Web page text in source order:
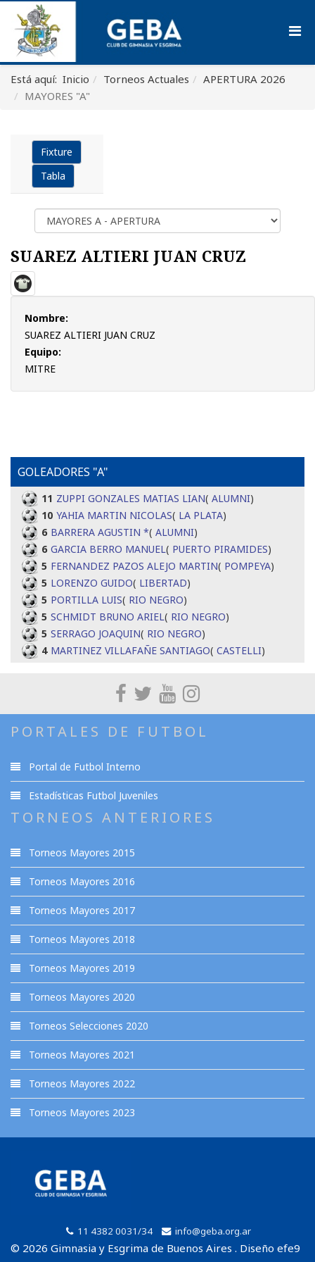
Está aquí: Inicio Torneos Actuales
APERTURA 2026
MAYORES "A"
Fixture
Tabla
SUAREZ ALTIERI JUAN CRUZ
Nombre:
SUAREZ ALTIERI JUAN CRUZ
Equipo:
MITRE
GOLEADORES "A"
11 ZUPPI GONZALES MATIAS LIAN( ALUMNI)
10 YAHIA MARTIN NICOLAS( LA PLATA)
6 BARRERA AGUSTIN *( ALUMNI)
6 GARCIA BERRO MANUEL( PUERTO PIRAMIDES)
5 FERNANDEZ PAZOS ALEJO MARTIN( POMPEYA)
5 LORENZO GUIDO( LIBERTAD)
5 PORTILLA LUIS( RIO NEGRO)
5 SCHMIDT BRUNO ARIEL( RIO NEGRO)
5 SERRAGO JOAQUIN( RIO NEGRO)
4 MARTINEZ VILLAFAÑE SANTIAGO( CASTELLI)
PORTALES DE FUTBOL
Portal de Futbol Interno
Estadísticas Futbol Juveniles
TORNEOS ANTERIORES
Torneos Mayores 2015
Torneos Mayores 2016
Torneos Mayores 2017
Torneos Mayores 2018
Torneos Mayores 2019
Torneos Mayores 2020
Torneos Selecciones 2020
Torneos Mayores 2021
Torneos Mayores 2022
Torneos Mayores 2023
11 4382 0031/34 info@geba.org.ar
© 2026 Gimnasia y Esgrima de Buenos Aires . Diseño efe9